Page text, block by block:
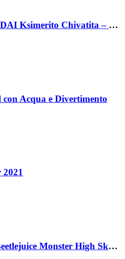
Chivatita – Giocattolo Interattivo
Acqua e Divertimento
Monster High Skullector